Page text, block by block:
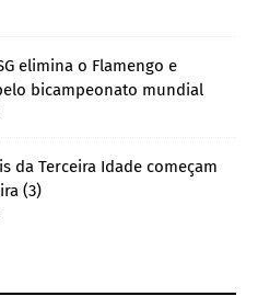
elimina o Flamengo e
bicampeonato mundial
da Terceira Idade começam
(3)